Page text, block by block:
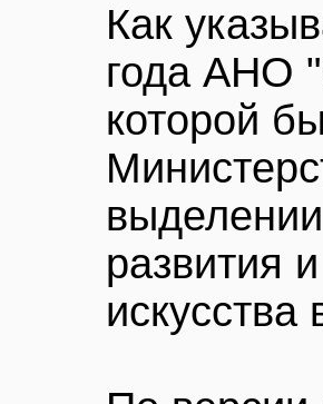
Как
года АНО
которой
развития